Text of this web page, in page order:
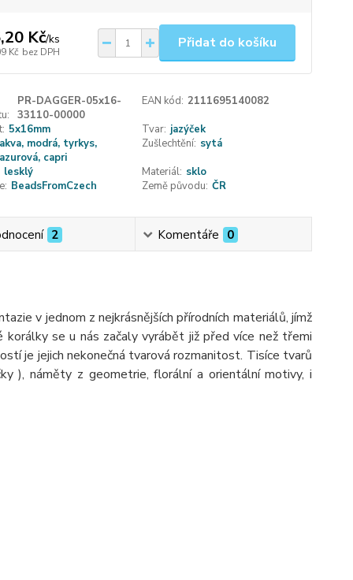
Kč/ks
Kč bez DPH
Přidat do košíku
PR-DAGGER-05x16-
33110-00000
EAN kód: 2111695140082
5x16mm Tvar: jazýček
akva, modrá, tyrkys,
azurová, capri
Zušlechtění: sytá
lesklý Materiál: sklo
BeadsFromCzech Země původu: ČR
2 Komentáře 0
v jednom z nejkrásnějších přírodních materiálů, jímž
korálky se u nás začaly vyrábět již před více než třemi
je jejich nekonečná tvarová rozmanitost. Tisíce tvarů
), náměty z geometrie, florální a orientální motivy, i